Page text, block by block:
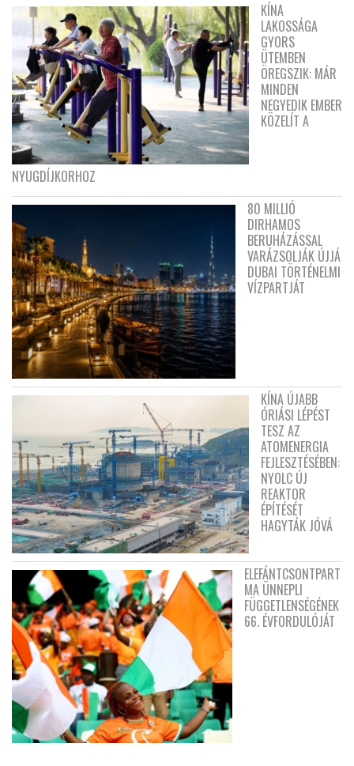
KÍNA
LAKOSSÁGA
GYORS
ÜTEMBEN
ÖREGSZIK: MÁR
MINDEN
NEGYEDIK EMBER
KÖZELÍT A
NYUGDÍJKORHOZ
80 MILLIÓ
DIRHAMOS
BERUHÁZÁSSAL
VARÁZSOLJÁK ÚJJÁ
DUBAI TÖRTÉNELMI
VÍZPARTJÁT
KÍNA ÚJABB
ÓRIÁSI LÉPÉST
TESZ AZ
ATOMENERGIA
FEJLESZTÉSÉBEN:
NYOLC ÚJ
REAKTOR
ÉPÍTÉSÉT
HAGYTÁK JÓVÁ
ELEFÁNTCSONTPART
MA ÜNNEPLI
FÜGGETLENSÉGÉNEK
66. ÉVFORDULÓJÁT